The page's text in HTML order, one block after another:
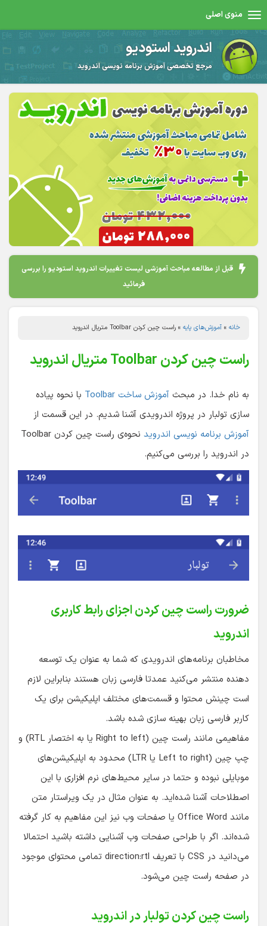
منوی اصلی
اندروید استودیو
مرجع تخصصی آموزش برنامه نویسی اندروید
قبل از مطالعه مباحث آموزشی لیست تغییرات اندروید استودیو را بررسی
فرمائید
خانه » آموزش‌های پایه » راست چین کردن Toolbar متریال اندروید
راست چین کردن Toolbar متریال اندروید
به نام خدا. در مبحث آموزش ساخت Toolbar
با نحوه پیاده
سازی تولبار در پروژه اندرویدی آشنا شدیم. در این قسمت از
آموزش برنامه نویسی اندروید
نحوه‌ی راست چین کردن Toolbar
در اندروید را بررسی می‌کنیم.
ضرورت راست چین کردن اجزای رابط کاربری
اندروید
مخاطبان برنامه‌های اندرویدی که شما به عنوان یک توسعه
دهنده منتشر می‌کنید عمدتا فارسی زبان هستند بنابراین لازم
است چینش محتوا و قسمت‌های مختلف اپلیکیشن برای یک
کاربر فارسی زبان بهینه سازی شده باشد.
مفاهیمی مانند راست چین (Right to left یا به اختصار RTL) و
چپ چین (Left to right یا LTR) محدود به اپلیکیشن‌های
موبایلی نبوده و حتما در سایر محیط‌های نرم افزاری با این
اصطلاحات آشنا شده‌اید. به عنوان مثال در یک ویراستار متن
مانند Office Word یا صفحات وب نیز این مفاهیم به کار گرفته
شده‌اند. اگر با طراحی صفحات وب آشنایی داشته باشید احتمالا
می‌دانید در CSS با تعریف direction:rtl تمامی محتوای موجود
در صفحه راست چین می‌شود.
راست چین کردن تولبار در اندروید